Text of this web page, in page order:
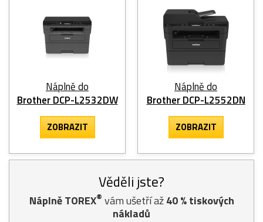
Náplně do
Brother DCP-L2532DW
ZOBRAZIT
Náplně do
Brother DCP-L2552DN
ZOBRAZIT
Věděli jste?
Náplně TOREX® vám ušetří až40% tiskových
nákladů